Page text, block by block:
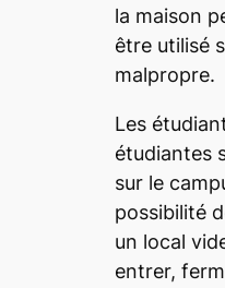
la maison
être utilisé
malpropre.
Les
étudiantes
sur le
possibilité
un local
entrer,